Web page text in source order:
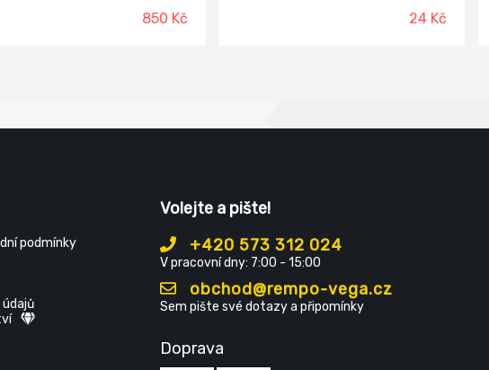
P2 T2); EN ISO 374-5 (virus);
850 Kč 24 Kč
podmínky
údajů
Volejte a pište!
+420 573 312 024
V pracovní dny: 7:00 - 15:00
obchod@rempo-vega.cz
Sem pište své dotazy a připomínky
Doprava